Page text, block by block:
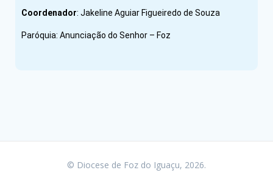
Coordenador: Jakeline Aguiar Figueiredo de Souza
Paróquia: Anunciação do Senhor – Foz
© Diocese de Foz do Iguaçu, 2026.